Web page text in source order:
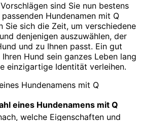
sind Sie nun bestens
Hundenamen mit Q
Sie sich die Zeit, um verschiedene
denjenigen auszuwählen, der
und zu Ihnen passt. Ein gut
Hund sein ganzes Leben lang
einzigartige Identität verleihen.
eines Hundenamens mit Q
welche Eigenschaften und